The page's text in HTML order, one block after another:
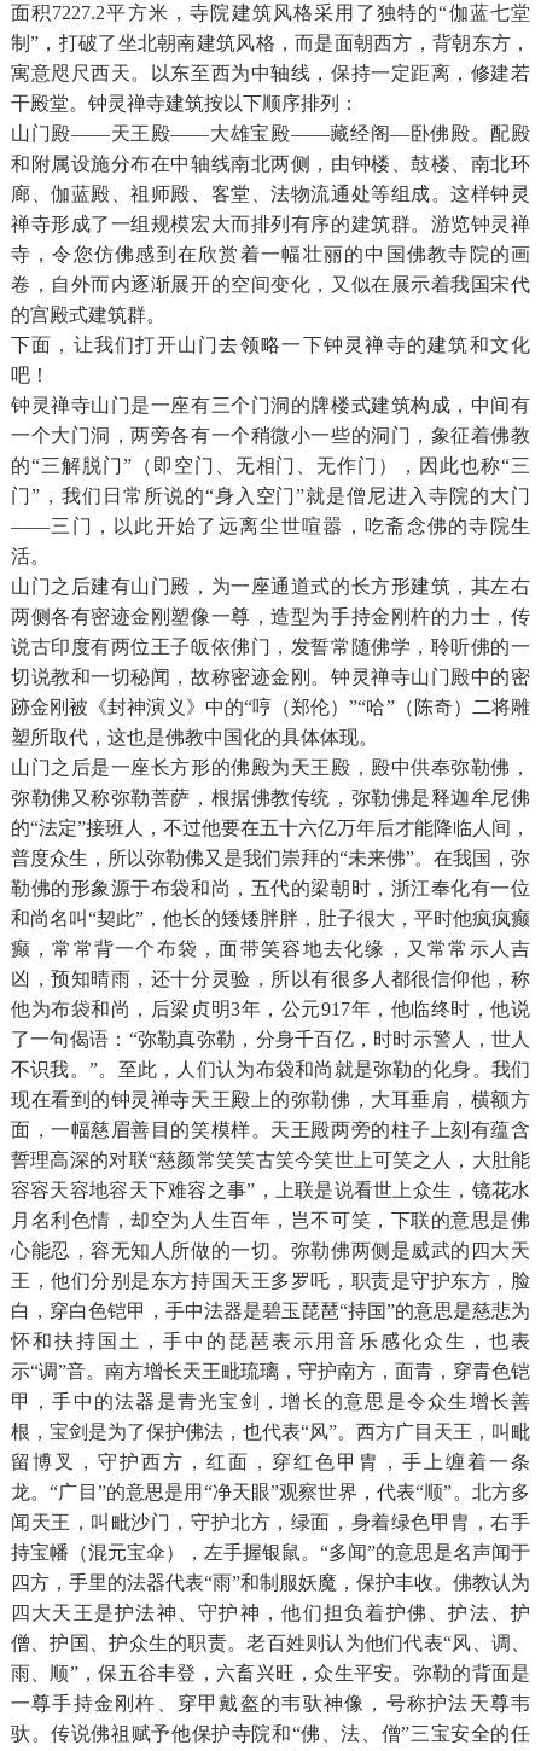
面积7227.2平方米，寺院建筑风格采用了独特的“伽蓝七堂
制”，打破了坐北朝南建筑风格，而是面朝西方，背朝东方，
寓意咫尺西天。以东至西为中轴线，保持一定距离，修建若
干殿堂。钟灵禅寺建筑按以下顺序排列：
山门殿——天王殿——大雄宝殿——藏经阁—卧佛殿。配殿
和附属设施分布在中轴线南北两侧，由钟楼、鼓楼、南北环
廊、伽蓝殿、祖师殿、客堂、法物流通处等组成。这样钟灵
禅寺形成了一组规模宏大而排列有序的建筑群。游览钟灵禅
寺，令您仿佛感到在欣赏着一幅壮丽的中国佛教寺院的画
卷，自外而内逐渐展开的空间变化，又似在展示着我国宋代
的宫殿式建筑群。
下面，让我们打开山门去领略一下钟灵禅寺的建筑和文化
吧！
钟灵禅寺山门是一座有三个门洞的牌楼式建筑构成，中间有
一个大门洞，两旁各有一个稍微小一些的洞门，象征着佛教
的“三解脱门”（即空门、无相门、无作门），因此也称“三
门”，我们日常所说的“身入空门”就是僧尼进入寺院的大门
——三门，以此开始了远离尘世喧嚣，吃斋念佛的寺院生
活。
山门之后建有山门殿，为一座通道式的长方形建筑，其左右
两侧各有密迹金刚塑像一尊，造型为手持金刚杵的力士，传
说古印度有两位王子皈依佛门，发誓常随佛学，聆听佛的一
切说教和一切秘闻，故称密迹金刚。钟灵禅寺山门殿中的密
跡金刚被《封神演义》中的“哼（郑伦）”“哈”（陈奇）二将雕
塑所取代，这也是佛教中国化的具体体现。
山门之后是一座长方形的佛殿为天王殿，殿中供奉弥勒佛，
弥勒佛又称弥勒菩萨，根据佛教传统，弥勒佛是释迦牟尼佛
的“法定”接班人，不过他要在五十六亿万年后才能降临人间，
普度众生，所以弥勒佛又是我们崇拜的“未来佛”。在我国，弥
勒佛的形象源于布袋和尚，五代的梁朝时，浙江奉化有一位
和尚名叫“契此”，他长的矮矮胖胖，肚子很大，平时他疯疯癫
癫，常常背一个布袋，面带笑容地去化缘，又常常示人吉
凶，预知晴雨，还十分灵验，所以有很多人都很信仰他，称
他为布袋和尚，后梁贞明3年，公元917年，他临终时，他说
了一句偈语：“弥勒真弥勒，分身千百亿，时时示警人，世人
不识我。”。至此，人们认为布袋和尚就是弥勒的化身。我们
现在看到的钟灵禅寺天王殿上的弥勒佛，大耳垂肩，横额方
面，一幅慈眉善目的笑模样。天王殿两旁的柱子上刻有蕴含
誓理高深的对联“慈颜常笑笑古笑今笑世上可笑之人，大肚能
容容天容地容天下难容之事”，上联是说看世上众生，镜花水
月名利色情，却空为人生百年，岂不可笑，下联的意思是佛
心能忍，容无知人所做的一切。弥勒佛两侧是威武的四大天
王，他们分别是东方持国天王多罗吒，职责是守护东方，脸
白，穿白色铠甲，手中法器是碧玉琵琶“持国”的意思是慈悲为
怀和扶持国土，手中的琵琶表示用音乐感化众生，也表
示“调”音。南方增长天王毗琉璃，守护南方，面青，穿青色铠
甲，手中的法器是青光宝剑，增长的意思是令众生增长善
根，宝剑是为了保护佛法，也代表“风”。西方广目天王，叫毗
留博叉，守护西方，红面，穿红色甲胄，手上缠着一条
龙。“广目”的意思是用“净天眼”观察世界，代表“顺”。北方多
闻天王，叫毗沙门，守护北方，绿面，身着绿色甲胄，右手
持宝幡（混元宝伞），左手握银鼠。“多闻”的意思是名声闻于
四方，手里的法器代表“雨”和制服妖魔，保护丰收。佛教认为
四大天王是护法神、守护神，他们担负着护佛、护法、护
僧、护国、护众生的职责。老百姓则认为他们代表“风、调、
雨、顺”，保五谷丰登，六畜兴旺，众生平安。弥勒的背面是
一尊手持金刚杵、穿甲戴盔的韦驮神像，号称护法天尊韦
驮。传说佛祖赋予他保护寺院和“佛、法、僧”三宝安全的任